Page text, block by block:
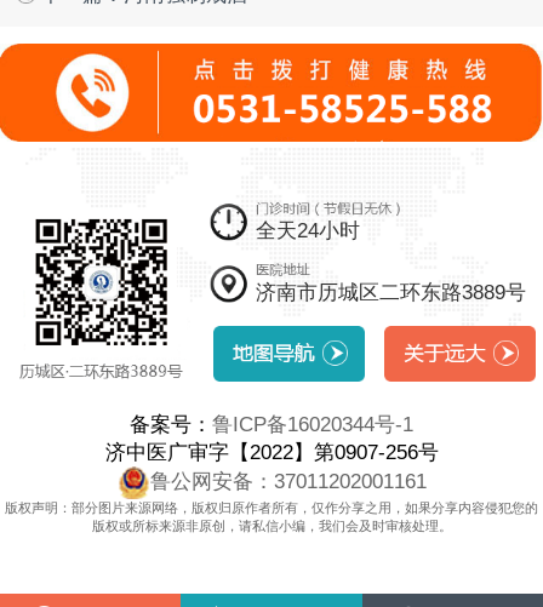
全天24小时
济南市历城区二环东路3889号
备案号： 鲁ICP备16020344号-1
济中医广审字【2022】第0907-256号
鲁公网安备：37011202001161
版权声明：部分图片来源网络，版权归原作者所有，仅作分享之用，如果分享内容侵犯您的
版权或所标来源非原创，请私信小编，我们会及时审核处理。